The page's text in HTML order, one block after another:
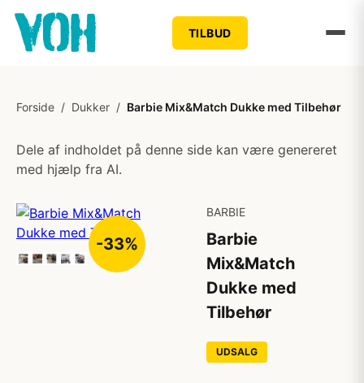
TILBUD
Forside / Dukker / Barbie Mix&Match Dukke med Tilbehør
Dele af indholdet på denne side kan være genereret
med hjælp fra AI.
-33%
BARBIE
Barbie
Mix&Match
Dukke med
Tilbehør
UDSALG